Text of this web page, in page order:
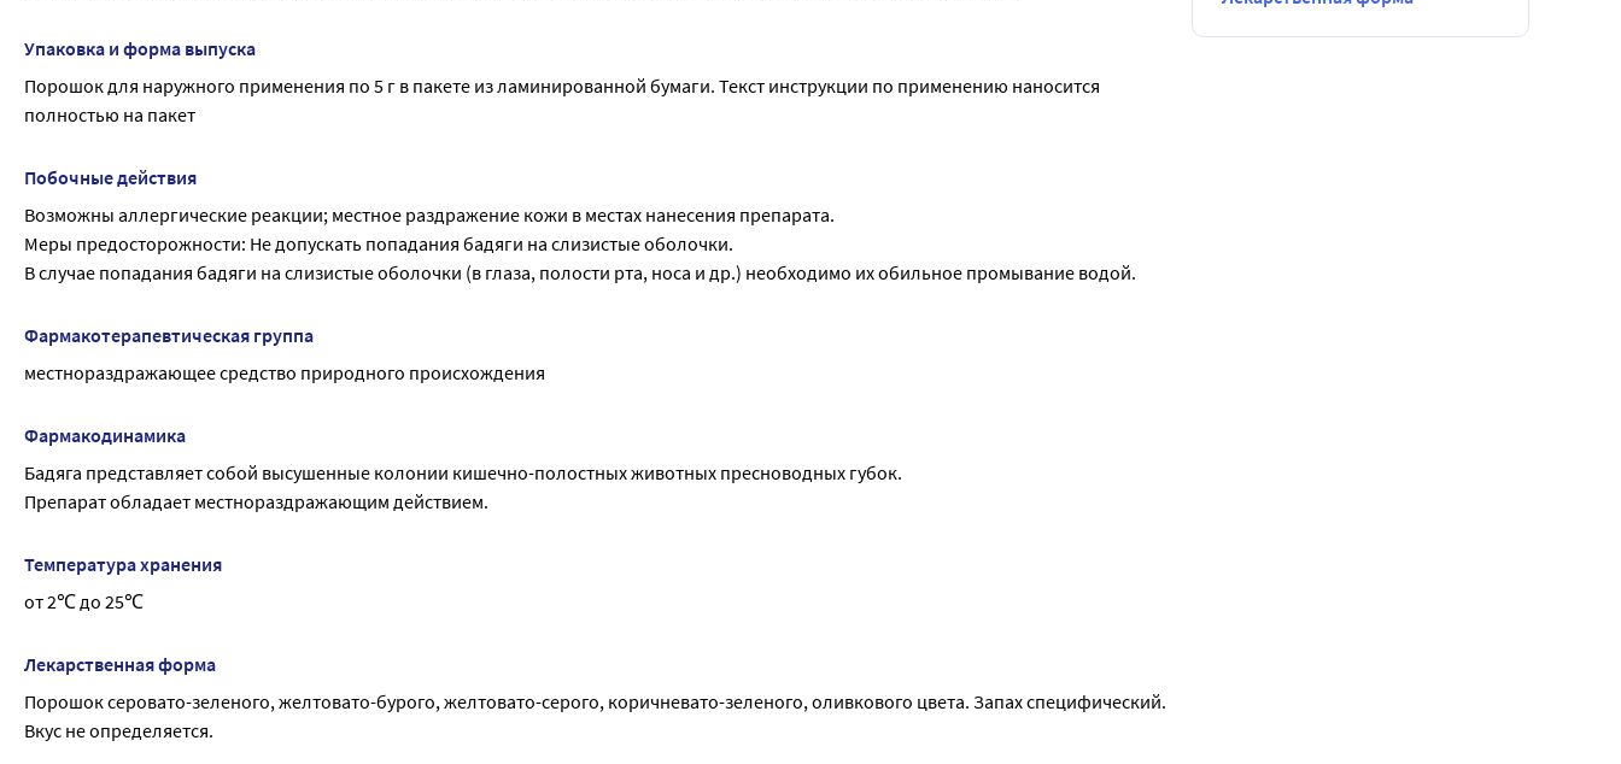
Упаковка и форма выпуска
Порошок для наружного применения по 5 г в пакете из ламинированной бумаги. Текст инструкции по применению наносится
полностью на пакет
Побочные действия
Возможны аллергические реакции; местное раздражение кожи в местах нанесения препарата.
Меры предосторожности: Не допускать попадания бадяги на слизистые оболочки.
В случае попадания бадяги на слизистые оболочки (в глаза, полости рта, носа и др.) необходимо их обильное промывание водой.
Фармакотерапевтическая группа
местнораздражающее средство природного происхождения
Фармакодинамика
Бадяга представляет собой высушенные колонии кишечно-полостных животных пресноводных губок.
Препарат обладает местнораздражающим действием.
Температура хранения
от 2℃ до 25℃
Лекарственная форма
Порошок серовато-зеленого, желтовато-бурого, желтовато-серого, коричневато-зеленого, оливкового цвета. Запах специфический.
Вкус не определяется.